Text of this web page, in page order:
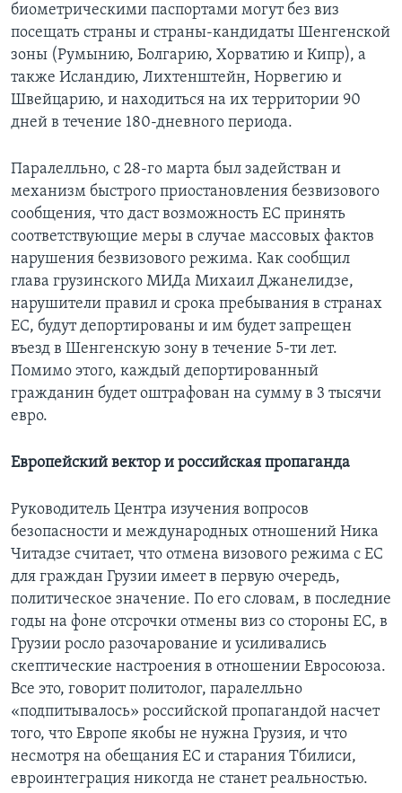
биометрическими паспортами могут без виз
посещать страны и страны-кандидаты Шенгенской
зоны (Румынию, Болгарию, Хорватию и Кипр), а
также Исландию, Лихтенштейн, Норвегию и
Швейцарию, и находиться на их территории 90
дней в течение 180-дневного периода.
Паралелльно, с 28-го марта был задействан и
механизм быстрого приостановления безвизового
сообщения, что даст возможность ЕС принять
соответствующие меры в случае массовых фактов
нарушения безвизового режима. Как сообщил
глава грузинского МИДа Михаил Джанелидзе,
нарушители правил и срока пребывания в странах
ЕС, будут депортированы и им будет запрещен
въезд в Шенгенскую зону в течение 5-ти лет.
Помимо этого, каждый депортированный
гражданин будет оштрафован на сумму в 3 тысячи
евро.
Европейский вектор и российская пропаганда
Руководитель Центра изучения вопросов
безопасности и международных отношений Ника
Читадзе считает, что отмена визового режима с ЕС
для граждан Грузии имеет в первую очередь,
политическое значение. По его словам, в последние
годы на фоне отсрочки отмены виз со стороны ЕС, в
Грузии росло разочарование и усиливались
скептические настроения в отношении Евросоюза.
Все это, говорит политолог, паралелльно
«подпитывалось» российской пропагандой насчет
того, что Европе якобы не нужна Грузия, и что
несмотря на обещания ЕС и старания Тбилиси,
евроинтеграция никогда не станет реальностью.